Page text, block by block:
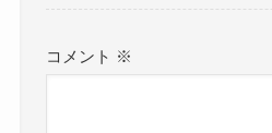
コメント ※